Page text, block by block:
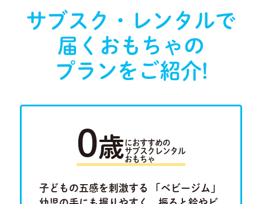
サブスク・レンタルで
届く おもちゃの
プランをご紹介!
0歳におすすめの
サブスクレンタル
おもちゃ
子どもの五感を刺激する 「ベビージム」